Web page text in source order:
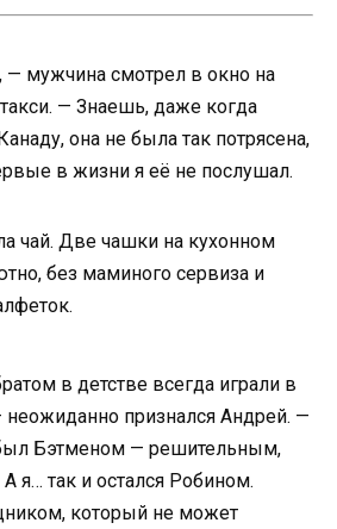
— мужчина смотрел в окно на
— Знаешь, даже когда
она не была так потрясена,
в жизни я её не послушал.
чай. Две чашки на кухонном
без маминого сервиза и
в детстве всегда играли в
неожиданно признался Андрей. —
Бэтменом — решительным,
я… так и остался Робином.
который не может